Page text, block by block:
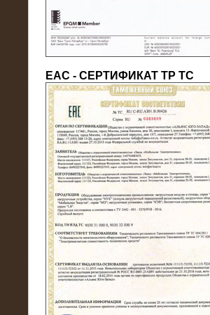
22.05.2016
Нагрузочный модуль в
10 МВт (0,4 кВ - напряжение)
ЕАС - СЕРТИФИКАТ ТР ТС